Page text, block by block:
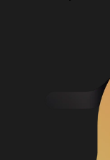
Desarrollo Web
Email marketing